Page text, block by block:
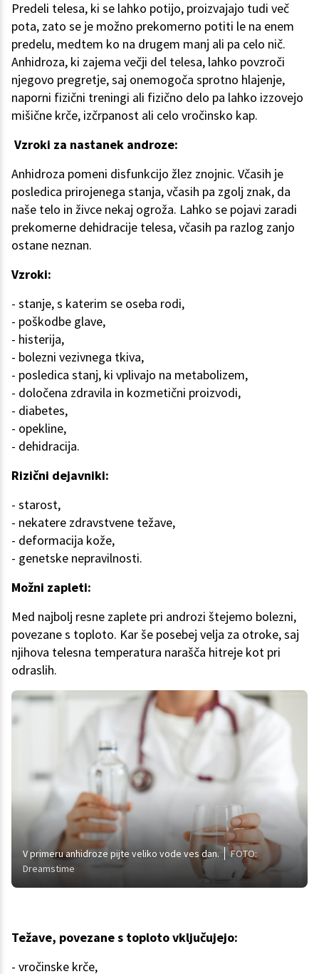
Predeli telesa, ki se lahko potijo, proizvajajo tudi več
pota, zato se je možno prekomerno potiti le na enem
predelu, medtem ko na drugem manj ali pa celo nič.
Anhidroza, ki zajema večji del telesa, lahko povzroči
njegovo pregretje, saj onemogoča sprotno hlajenje,
naporni fizični treningi ali fizično delo pa lahko izzovejo
mišične krče, izčrpanost ali celo vročinsko kap.
Vzroki za nastanek androze:
Anhidroza pomeni disfunkcijo žlez znojnic. Včasih je
posledica prirojenega stanja, včasih pa zgolj znak, da
naše telo in živce nekaj ogroža. Lahko se pojavi zaradi
prekomerne dehidracije telesa, včasih pa razlog zanjo
ostane neznan.
Vzroki:
- stanje, s katerim se oseba rodi,
- poškodbe glave,
- histerija,
- bolezni vezivnega tkiva,
- posledica stanj, ki vplivajo na metabolizem,
- določena zdravila in kozmetični proizvodi,
- diabetes,
- opekline,
- dehidracija.
Rizični dejavniki:
- starost,
- nekatere zdravstvene težave,
- deformacija kože,
- genetske nepravilnosti.
Možni zapleti:
Med najbolj resne zaplete pri androzi štejemo bolezni,
povezane s toploto. Kar še posebej velja za otroke, saj
njihova telesna temperatura narašča hitreje kot pri
odraslih.
V primeru anhidroze pijte veliko vode ves dan.
FOTO:
Dreamstime
Težave, povezane s toploto vključujejo:
- vročinske krče,